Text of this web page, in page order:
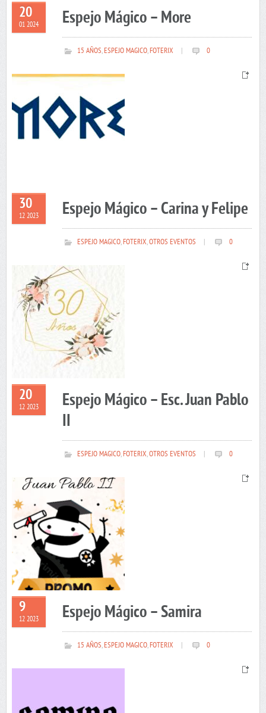
20
01 2024 Espejo Mágico – More
15 AÑOS,ESPEJO MAGICO,FOTERIX 0
30
12 2023 Espejo Mágico – Carina y Felipe
ESPEJO MAGICO,FOTERIX,OTROS EVENTOS 0
20
12 2023
Espejo Mágico – Esc. Juan Pablo
II
ESPEJO MAGICO,FOTERIX,OTROS EVENTOS 0
9
12 2023 Espejo Mágico – Samira
15 AÑOS,ESPEJO MAGICO,FOTERIX 0